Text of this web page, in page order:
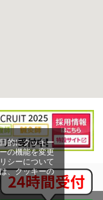
的にクッキー
の機能を変更
シーについて
、クッキーの
ュー株式会社,